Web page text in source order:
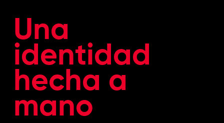
Una
identidad
hecha a
mano